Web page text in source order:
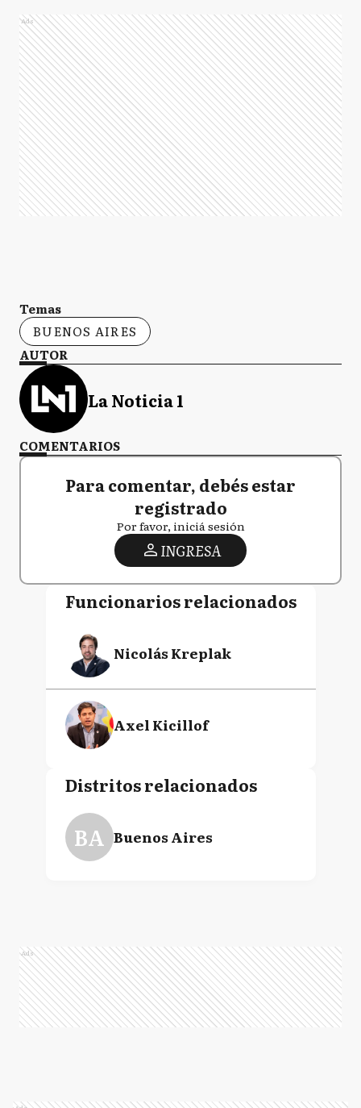
Ads
Temas
BUENOS AIRES
AUTOR
La Noticia 1
COMENTARIOS
Para comentar, debés estar
registrado
Por favor, iniciá sesión
INGRESA
Funcionarios relacionados
Nicolás Kreplak
Axel Kicillof
Distritos relacionados
BA Buenos Aires
Ads